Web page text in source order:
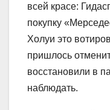
всей красе:
покупку
Холуи это
пришлось
восстановили в
наблюдать.